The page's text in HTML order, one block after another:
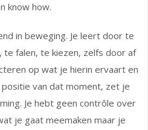
know how.
in beweging. Je leert door te
falen, te kiezen, zelfs door af
op wat je hierin ervaart en
van dat moment, zet je
Je hebt geen contrôle over
je gaat meemaken maar je